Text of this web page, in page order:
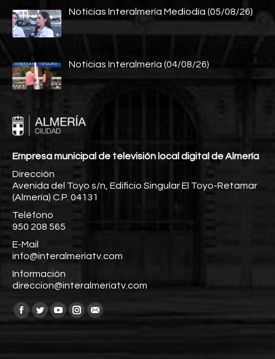
Noticias Interalmería Mediodía (05/08/26)
Noticias Interalmería (04/08/26)
Empresa municipal de televisión local digital de Almería
Dirección
Avenida del Toyo s/n, Edificio Singular El Toyo-Retamar
(Almería) C.P. 04131
Teléfono
950 208 565
E-Mail
info@interalmeriatv.com
Información
direccion@interalmeriatv.com
Encuéntranos en:
Facebook
TwitterYouTube
Instagram
Mail